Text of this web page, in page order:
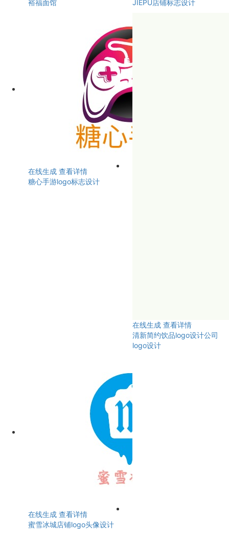
裕福面馆
JIEPU店铺标志设计
在线生成 查看详情
糖心手游logo标志设计
在线生成 查看详情
清新简约饮品logo设计公司
logo设计
在线生成 查看详情
蜜雪冰城店铺logo头像设计